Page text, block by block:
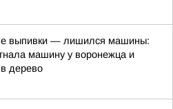
выпивки — лишился машины:
машину у воронежца и
дерево